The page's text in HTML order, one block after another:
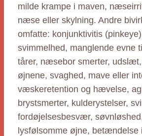
milde krampe i maven,
næse eller skylning. Andre
omfatte: konjunktivitis
svimmelhed, manglende evne
tårer, næsebor smerter,
øjnene, svaghed, mave eller
væskeretention og hævelse,
brystsmerter, kulderystelser,
fordøjelsesbesvær,
lysfølsomme øjne, betændelse